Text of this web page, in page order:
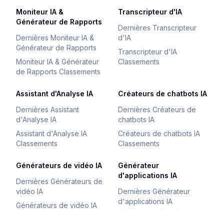
Moniteur IA &
Générateur de Rapports
Dernières Moniteur IA &
Générateur de Rapports
Moniteur IA & Générateur
de Rapports Classements
Transcripteur d'IA
Dernières Transcripteur
d'IA
Transcripteur d'IA
Classements
Assistant d'Analyse IA
Dernières Assistant
d'Analyse IA
Assistant d'Analyse IA
Classements
Créateurs de chatbots IA
Dernières Créateurs de
chatbots IA
Créateurs de chatbots IA
Classements
Générateurs de vidéo IA
Dernières Générateurs de
vidéo IA
Générateurs de vidéo IA
Générateur
d'applications IA
Dernières Générateur
d'applications IA